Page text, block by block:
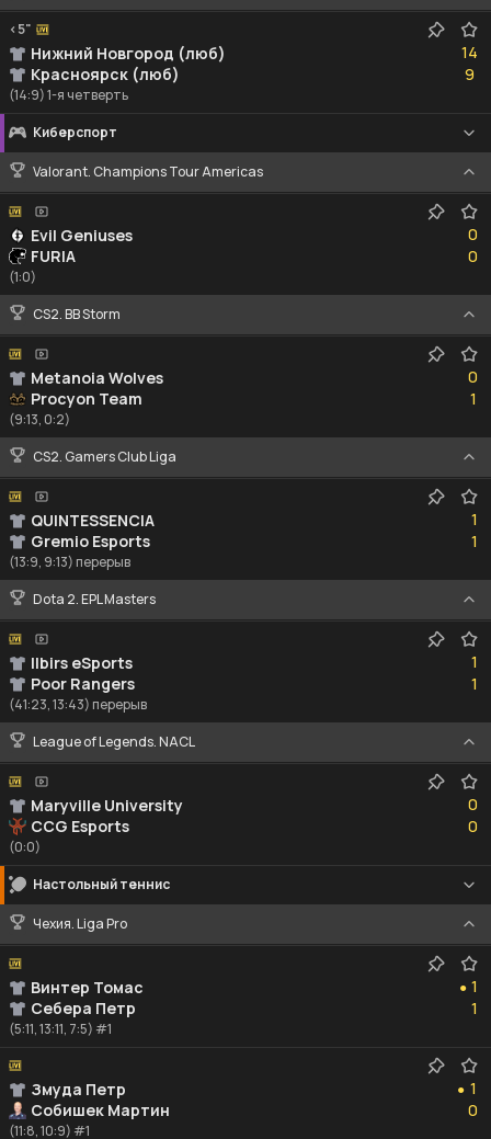
<5"
Нижний Новгород (люб)
Красноярск (люб)
14
14
9
9
(14:9) 1-я четверть
Киберспорт
Valorant. Champions Tour Americas
Evil Geniuses
FURIA
0
0
0
0
(1:0)
CS2. BB Storm
Metanoia Wolves
Procyon Team
0
0
1
1
(9:13, 0:2)
CS2. Gamers Club Liga
QUINTESSENCIA
Gremio Esports
1
11
1
(13:9, 9:13) перерыв
Dota 2. EPL Masters
Ilbirs eSports
Poor Rangers
1
11
1
(41:23, 13:43) перерыв
League of Legends. NACL
Maryville University
CCG Esports
0
0
0
0
(0:0)
Настольный теннис
Чехия. Liga Pro
Винтер Томас
Себера Петр
●
1
11
1
(5:11, 13:11, 7:5) #1
Змуда Петр
Собишек Мартин
●
1
10
0
(11:8, 10:9) #1